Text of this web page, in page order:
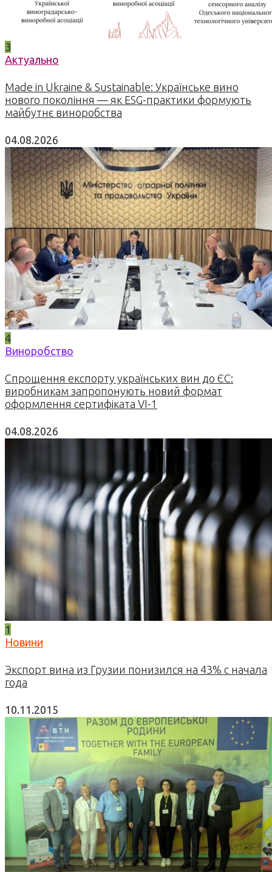
3
Актуально
Made in Ukraine & Sustainable: Українське вино
нового покоління — як ESG-практики формують
майбутнє виноробства
04.08.2026
4
Виноробство
Спрощення експорту українських вин до ЄС:
виробникам запропонують новий формат
оформлення сертифіката VI-1
04.08.2026
1
Новини
Экспорт вина из Грузии понизился на 43% с начала
года
10.11.2015